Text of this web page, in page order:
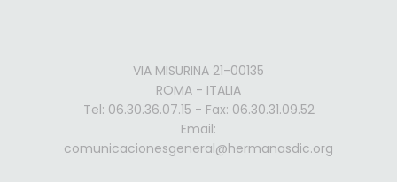
VIA MISURINA 21-00135
ROMA - ITALIA
Tel: 06.30.36.07.15 - Fax: 06.30.31.09.52
Email:
comunicacionesgeneral@hermanasdic.org